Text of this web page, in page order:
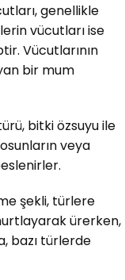
genellikle
vücutları ise
Vücutlarının
bir mum
bitki özsuyu ile
veya
şekli, türlere
ürerken,
bazı türlerde